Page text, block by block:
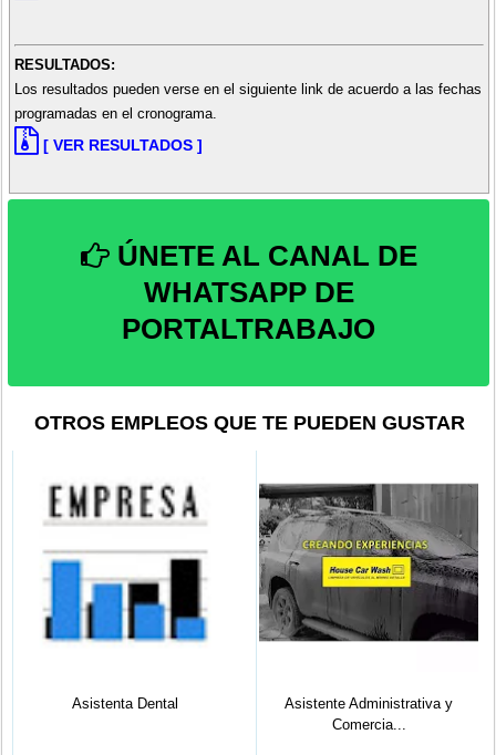
RESULTADOS:
Los resultados pueden verse en el siguiente link de acuerdo a las fechas
programadas en el cronograma.
[ VER RESULTADOS ]
ÚNETE AL CANAL DE
WHATSAPP DE
PORTALTRABAJO
OTROS EMPLEOS QUE TE PUEDEN GUSTAR
Asistenta Dental
Asistente Administrativa y
Comercia...